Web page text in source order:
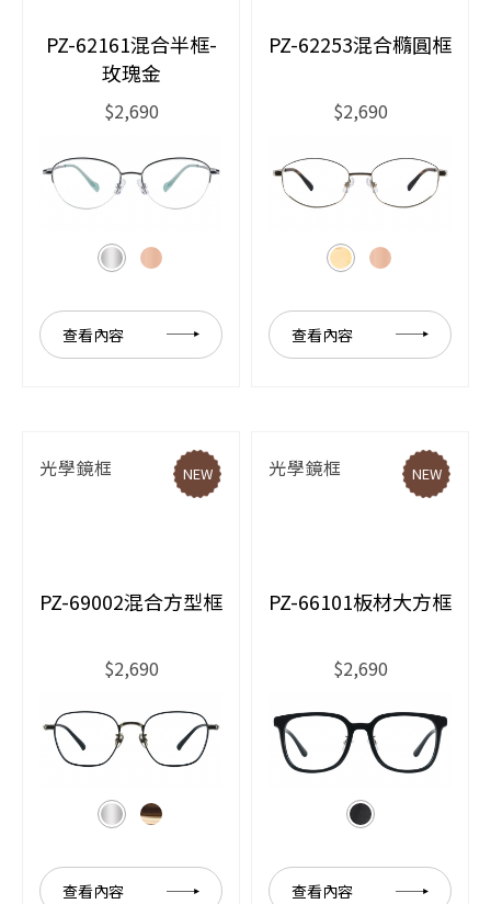
PZ-62161混合半框-
玫瑰金
$2,690
查看內容
PZ-62253混合橢圓框
$2,690
查看內容
光學鏡框 NEW
PZ-69002混合方型框
$2,690
查看內容
光學鏡框 NEW
PZ-66101板材大方框
$2,690
查看內容